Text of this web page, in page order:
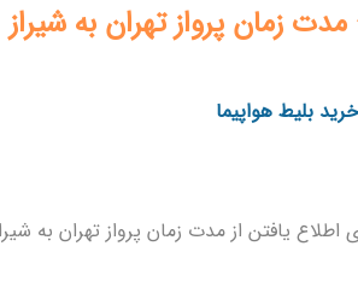
زمان پرواز تهران به شیراز
اطلاع یافتن از مدت زمان پرواز تهران به